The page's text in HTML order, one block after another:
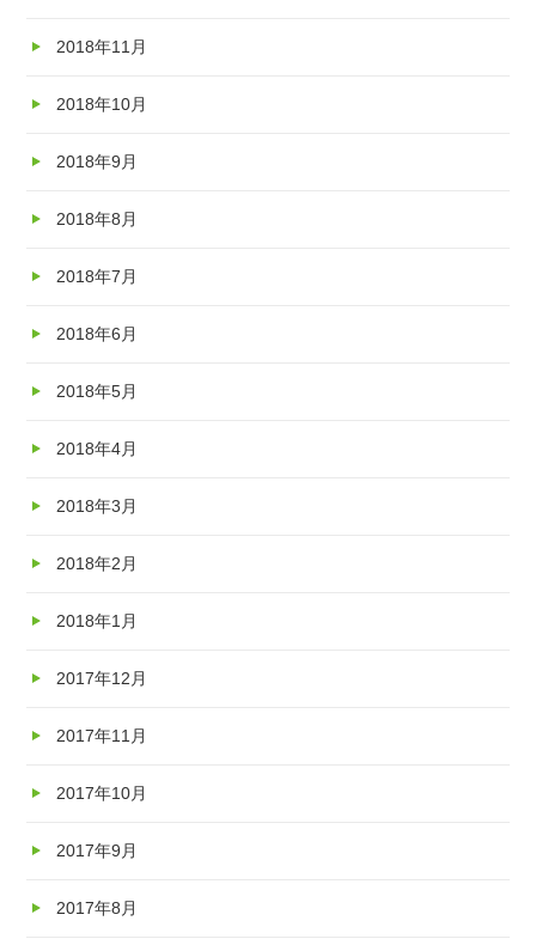
2018年11月
2018年10月
2018年9月
2018年8月
2018年7月
2018年6月
2018年5月
2018年4月
2018年3月
2018年2月
2018年1月
2017年12月
2017年11月
2017年10月
2017年9月
2017年8月